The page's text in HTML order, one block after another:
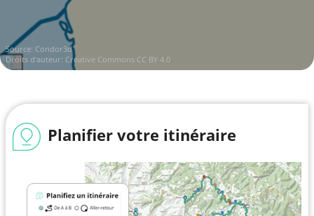
Source: Condor3d
Droits d'auteur: Creative Commons CC BY 4.0
Planifier votre itinéraire